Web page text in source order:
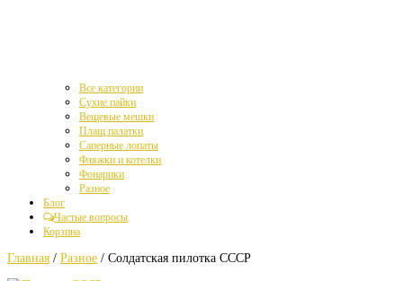
Все категории
Сухие пайки
Вещевые мешки
Плащ палатки
Саперные лопаты
Фляжки и котелки
Фонарики
Разное
Блог
Частые вопросы
Корзина
Главная / Разное / Солдатская пилотка СССР